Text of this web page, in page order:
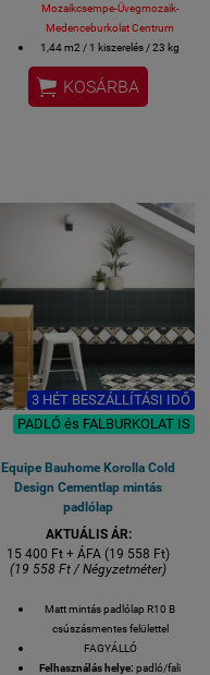
Mozaikcsempe-Üvegmozaik-
Medenceburkolat Centrum
1,44 m2 / 1 kiszerelés / 23 kg
Méret: 20 x 60 cm / csempe
Fürdőszobai csempe, konyhai
csempe, éttermi design csempe
 KOSÁRBA
3 HÉT BESZÁLLÍTÁSI IDŐ
PADLÓ és FALBURKOLAT IS
Equipe Bauhome Korolla Cold
Design Cementlap mintás
padlólap
AKTUÁLIS ÁR:
15 400 Ft + ÁFA (19 558 Ft)
(19 558 Ft / Négyzetméter)
Matt mintás padlólap R10 B
csúszásmentes felülettel
FAGYÁLLÓ
Felhasználás helye: padló/fali